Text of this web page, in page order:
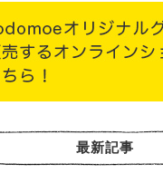
最新記事